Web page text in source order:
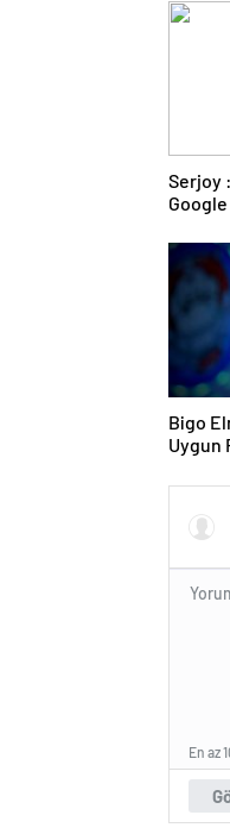
Serjoy : Dijital Medya Ajansı,
Google
Bigo
Uygun
En az